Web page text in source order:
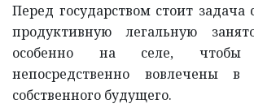
Перед государством стоит задача
продуктивную легальную
особенно на селе,
непосредственно вовлечены в
собственного будущего.